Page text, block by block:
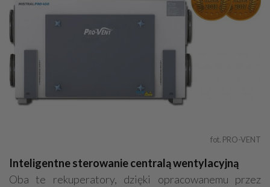
fot. PRO-VENT
Inteligentne sterowanie centralą wentylacyjną
Oba te rekuperatory, dzięki opracowanemu przez